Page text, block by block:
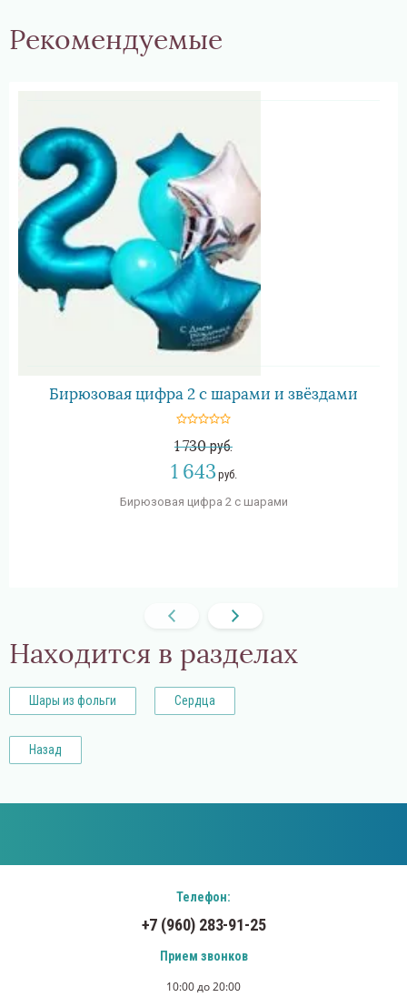
Рекомендуемые
Бирюзовая цифра 2 с шарами и звёздами
1 643руб.
1 730руб.
Бирюзовая цифра 2 с шарами
Находится в разделах
Шары из фольги Сердца
Назад
Телефон:
+7 (960) 283-91-25
Прием звонков
10:00 до 20:00